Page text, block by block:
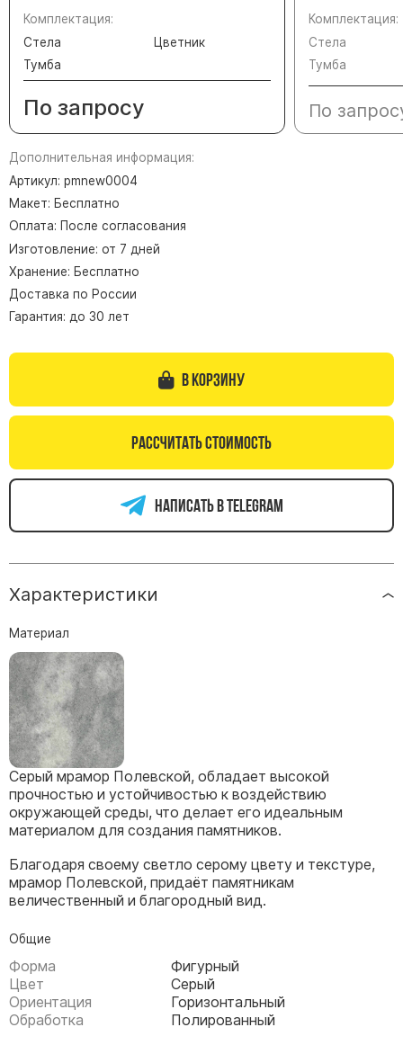
Памятники из цветного гранита
Памятники красные
Памятники красно-черные
Памятники коричневые
Памятники из Дымовского гранита
Памятники из гранита Возрождение
Памятники из гранита Гранатовый Амфиболит
Памятники из гранита Балтик Грин
Памятники из гранита Покостовский
Памятники из гранита Лезниковский
Памятники из гранита Мансуровский
Памятники из гранита Капустинский
Скульптуры, барельефы и бюсты из бронзы
Памятники с фотокерамикой
Памятники животным
Памятники младенцу
Памятники двойные
Памятники маме
Памятники жене
Памятники дочери
Памятники мужчине
Комплектация:
Стела
Тумба
Цветник
По запросу
Комплектация:
Стела
Тумба
По
Дополнительная информация:
Артикул: pmnew0004
Макет: Бесплатно
Оплата: После согласования
Изготовление: от 7 дней
Хранение: Бесплатно
Доставка по России
Гарантия: до 30 лет
В корзину
Рассчитать стоимость
Написать в telegram
Характеристики
Материал
Серый мрамор Полевской, обладает высокой
прочностью и устойчивостью к воздействию
окружающей среды, что делает его идеальным
материалом для создания памятников.
Благодаря своему светло серому цвету и текстуре,
мрамор Полевской, придаёт памятникам
величественный и благородный вид.
Общие
Форма
Фигурный
Цвет
Серый
Ориентация
Горизонтальный
Обработка
Полированный